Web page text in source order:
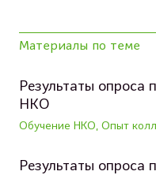
Материалы по теме
Результаты опроса
НКО
Обучение НКО, Опыт
Результаты опроса